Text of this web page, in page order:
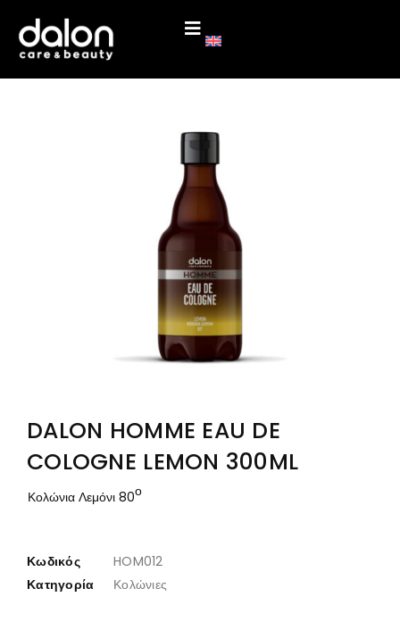
DALON HOMME EAU DE
COLOGNE LEMON 300ML
Κολώνια Λεμόνι 80ο
Κωδικός
HOM012
Κατηγορία
Κολώνιες